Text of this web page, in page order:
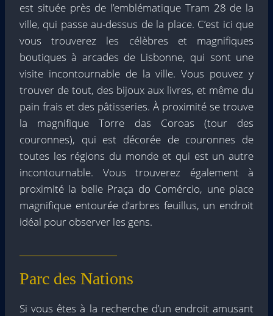
est située près de l’emblématique Tram 28 de la
ville, qui passe au-dessus de la place. C’est ici que
vous trouverez les célèbres et magnifiques
boutiques à arcades de Lisbonne, qui sont une
visite incontournable de la ville. Vous pouvez y
trouver de tout, des bijoux aux livres, et même du
pain frais et des pâtisseries. À proximité se trouve
la magnifique Torre das Coroas (tour des
couronnes), qui est décorée de couronnes de
toutes les régions du monde et qui est un autre
incontournable. Vous trouverez également à
proximité la belle Praça do Comércio, une place
magnifique entourée d’arbres feuillus, un endroit
idéal pour observer les gens.
Parc des Nations
Si vous êtes à la recherche d’un endroit amusant